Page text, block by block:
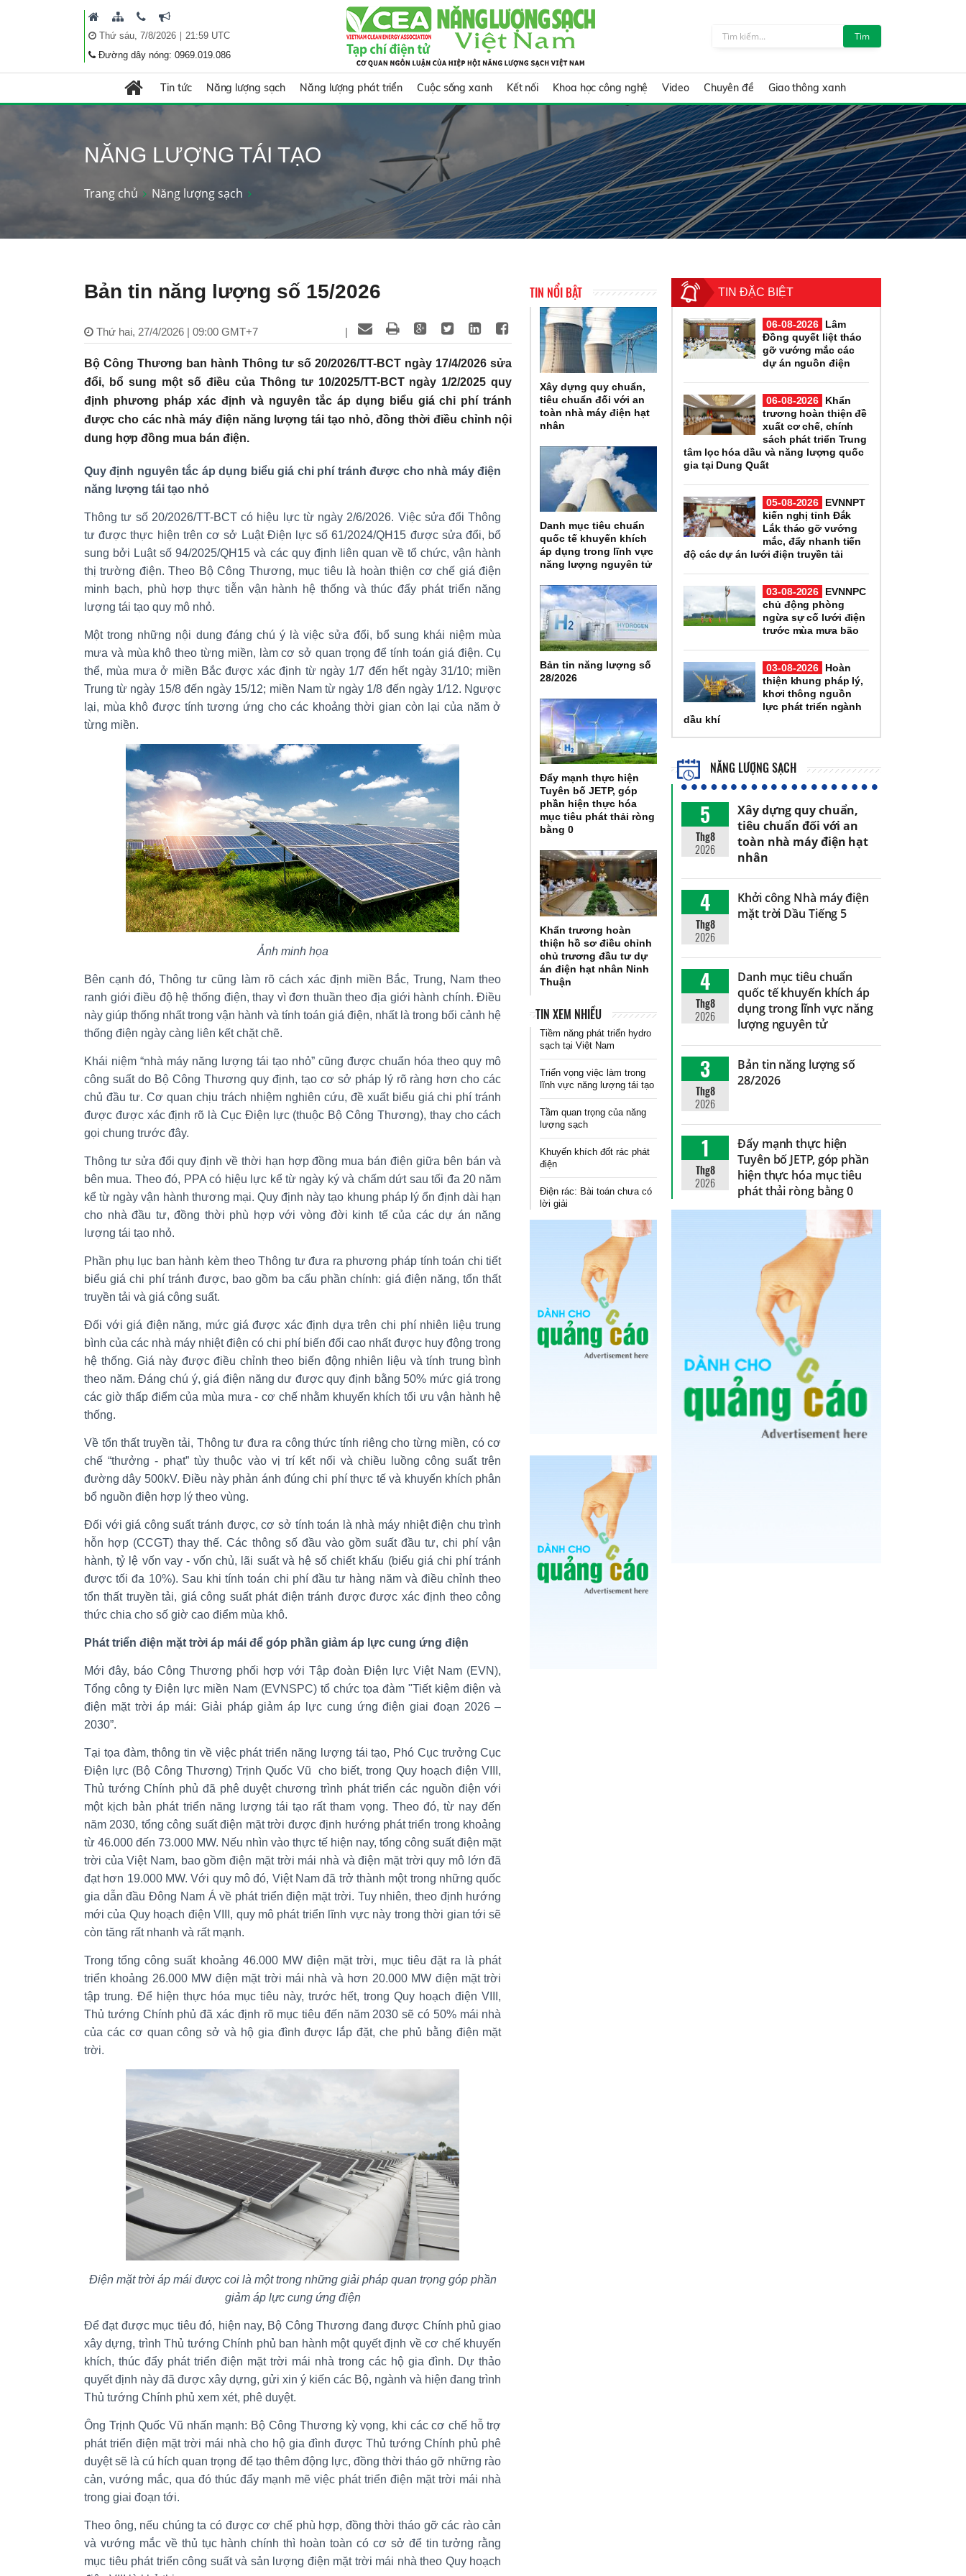
Thứ sáu, 7/8/2026| 21:59 UTC
Đường dây nóng: 0969.019.086
Tìm
Tin tức Năng lượng sạch Năng lượng phát triển Cuộc sống xanh Kết nối Khoa học công nghệ Video Chuyên đề Giao thông xanh
NĂNG LƯỢNG TÁI TẠO
Trang chủ Năng lượng sạch
Bản tin năng lượng số 15/2026
Thứ hai, 27/4/2026 | 09:00 GMT+7 |
Bộ Công Thương ban hành Thông tư số 20/2026/TT-BCT ngày 17/4/2026 sửa
đổi, bổ sung một số điều của Thông tư 10/2025/TT-BCT ngày 1/2/2025 quy
định phương pháp xác định và nguyên tắc áp dụng biểu giá chi phí tránh
được cho các nhà máy điện năng lượng tái tạo nhỏ, đồng thời điều chỉnh nội
dung hợp đồng mua bán điện.
Quy định nguyên tắc áp dụng biểu giá chi phí tránh được cho nhà máy điện
năng lượng tái tạo nhỏ
Thông tư số 20/2026/TT-BCT có hiệu lực từ ngày 2/6/2026. Việc sửa đổi Thông
tư được thực hiện trên cơ sở Luật Điện lực số 61/2024/QH15 được sửa đổi, bổ
sung bởi Luật số 94/2025/QH15 và các quy định liên quan về tổ chức, vận hành
thị trường điện. Theo Bộ Công Thương, mục tiêu là hoàn thiện cơ chế giá điện
minh bạch, phù hợp thực tiễn vận hành hệ thống và thúc đẩy phát triển năng
lượng tái tạo quy mô nhỏ.
Một trong những nội dung đáng chú ý là việc sửa đổi, bổ sung khái niệm mùa
mưa và mùa khô theo từng miền, làm cơ sở quan trọng để tính toán giá điện. Cụ
thể, mùa mưa ở miền Bắc được xác định từ ngày 1/7 đến hết ngày 31/10; miền
Trung từ ngày 15/8 đến ngày 15/12; miền Nam từ ngày 1/8 đến ngày 1/12. Ngược
lại, mùa khô được tính tương ứng cho các khoảng thời gian còn lại của năm ở
từng miền.
Ảnh minh họa
Bên cạnh đó, Thông tư cũng làm rõ cách xác định miền Bắc, Trung, Nam theo
ranh giới điều độ hệ thống điện, thay vì đơn thuần theo địa giới hành chính. Điều
này giúp thống nhất trong vận hành và tính toán giá điện, nhất là trong bối cảnh hệ
thống điện ngày càng liên kết chặt chẽ.
Khái niệm “nhà máy năng lượng tái tạo nhỏ” cũng được chuẩn hóa theo quy mô
công suất do Bộ Công Thương quy định, tạo cơ sở pháp lý rõ ràng hơn cho các
chủ đầu tư. Cơ quan chịu trách nhiệm nghiên cứu, đề xuất biểu giá chi phí tránh
được được xác định rõ là Cục Điện lực (thuộc Bộ Công Thương), thay cho cách
gọi chung trước đây.
Thông tư sửa đổi quy định về thời hạn hợp đồng mua bán điện giữa bên bán và
bên mua. Theo đó, PPA có hiệu lực kể từ ngày ký và chấm dứt sau tối đa 20 năm
kể từ ngày vận hành thương mại. Quy định này tạo khung pháp lý ổn định dài hạn
cho nhà đầu tư, đồng thời phù hợp với vòng đời kinh tế của các dự án năng
lượng tái tạo nhỏ.
Phần phụ lục ban hành kèm theo Thông tư đưa ra phương pháp tính toán chi tiết
biểu giá chi phí tránh được, bao gồm ba cấu phần chính: giá điện năng, tổn thất
truyền tải và giá công suất.
Đối với giá điện năng, mức giá được xác định dựa trên chi phí nhiên liệu trung
bình của các nhà máy nhiệt điện có chi phí biến đổi cao nhất được huy động trong
hệ thống. Giá này được điều chỉnh theo biến động nhiên liệu và tính trung bình
theo năm. Đáng chú ý, giá điện năng dư được quy định bằng 50% mức giá trong
các giờ thấp điểm của mùa mưa - cơ chế nhằm khuyến khích tối ưu vận hành hệ
thống.
Về tổn thất truyền tải, Thông tư đưa ra công thức tính riêng cho từng miền, có cơ
chế “thưởng - phạt” tùy thuộc vào vị trí kết nối và chiều luồng công suất trên
đường dây 500kV. Điều này phản ánh đúng chi phí thực tế và khuyến khích phân
bổ nguồn điện hợp lý theo vùng.
Đối với giá công suất tránh được, cơ sở tính toán là nhà máy nhiệt điện chu trình
hỗn hợp (CCGT) thay thế. Các thông số đầu vào gồm suất đầu tư, chi phí vận
hành, tỷ lệ vốn vay - vốn chủ, lãi suất và hệ số chiết khấu (biểu giá chi phí tránh
được tối đa 10%). Sau khi tính toán chi phí đầu tư hàng năm và điều chỉnh theo
tổn thất truyền tải, giá công suất phát điện tránh được được xác định theo công
thức chia cho số giờ cao điểm mùa khô.
Phát triển điện mặt trời áp mái để góp phần giảm áp lực cung ứng điện
Mới đây, báo Công Thương phối hợp với Tập đoàn Điện lực Việt Nam (EVN),
Tổng công ty Điện lực miền Nam (EVNSPC) tổ chức tọa đàm "Tiết kiệm điện và
điện mặt trời áp mái: Giải pháp giảm áp lực cung ứng điện giai đoạn 2026 –
2030”.
Tại tọa đàm, thông tin về việc phát triển năng lượng tái tạo, Phó Cục trưởng Cục
Điện lực (Bộ Công Thương) Trịnh Quốc Vũ cho biết, trong Quy hoạch điện VIII,
Thủ tướng Chính phủ đã phê duyệt chương trình phát triển các nguồn điện với
một kịch bản phát triển năng lượng tái tạo rất tham vọng. Theo đó, từ nay đến
năm 2030, tổng công suất điện mặt trời được định hướng phát triển trong khoảng
từ 46.000 đến 73.000 MW. Nếu nhìn vào thực tế hiện nay, tổng công suất điện mặt
trời của Việt Nam, bao gồm điện mặt trời mái nhà và điện mặt trời quy mô lớn đã
đạt hơn 19.000 MW. Với quy mô đó, Việt Nam đã trở thành một trong những quốc
gia dẫn đầu Đông Nam Á về phát triển điện mặt trời. Tuy nhiên, theo định hướng
mới của Quy hoạch điện VIII, quy mô phát triển lĩnh vực này trong thời gian tới sẽ
còn tăng rất nhanh và rất mạnh.
Trong tổng công suất khoảng 46.000 MW điện mặt trời, mục tiêu đặt ra là phát
triển khoảng 26.000 MW điện mặt trời mái nhà và hơn 20.000 MW điện mặt trời
tập trung. Để hiện thực hóa mục tiêu này, trước hết, trong Quy hoạch điện VIII,
Thủ tướng Chính phủ đã xác định rõ mục tiêu đến năm 2030 sẽ có 50% mái nhà
của các cơ quan công sở và hộ gia đình được lắp đặt, che phủ bằng điện mặt
trời.
Điện mặt trời áp mái được coi là một trong những giải pháp quan trọng góp phần
giảm áp lực cung ứng điện
Để đạt được mục tiêu đó, hiện nay, Bộ Công Thương đang được Chính phủ giao
xây dựng, trình Thủ tướng Chính phủ ban hành một quyết định về cơ chế khuyến
khích, thúc đẩy phát triển điện mặt trời mái nhà trong các hộ gia đình. Dự thảo
quyết định này đã được xây dựng, gửi xin ý kiến các Bộ, ngành và hiện đang trình
Thủ tướng Chính phủ xem xét, phê duyệt.
Ông Trịnh Quốc Vũ nhấn mạnh: Bộ Công Thương kỳ vọng, khi các cơ chế hỗ trợ
phát triển điện mặt trời mái nhà cho hộ gia đình được Thủ tướng Chính phủ phê
duyệt sẽ là cú hích quan trọng để tạo thêm động lực, đồng thời tháo gỡ những rào
cản, vướng mắc, qua đó thúc đẩy mạnh mẽ việc phát triển điện mặt trời mái nhà
trong giai đoạn tới.
Theo ông, nếu chúng ta có được cơ chế phù hợp, đồng thời tháo gỡ các rào cản
và vướng mắc về thủ tục hành chính thì hoàn toàn có cơ sở để tin tưởng rằng
mục tiêu phát triển công suất và sản lượng điện mặt trời mái nhà theo Quy hoạch
TIN NỔI BẬT
Xây dựng quy chuẩn,
tiêu chuẩn đối với an
toàn nhà máy điện hạt
nhân
Danh mục tiêu chuẩn
quốc tế khuyến khích
áp dụng trong lĩnh vực
năng lượng nguyên tử
Bản tin năng lượng số
28/2026
Đẩy mạnh thực hiện
Tuyên bố JETP, góp
phần hiện thực hóa
mục tiêu phát thải ròng
bằng 0
Khẩn trương hoàn
thiện hồ sơ điều chỉnh
chủ trương đầu tư dự
án điện hạt nhân Ninh
Thuận
TIN XEM NHIỀU
Tiềm năng phát triển hydro
sạch tại Việt Nam
Triển vọng việc làm trong
lĩnh vực năng lượng tái tạo
Tầm quan trọng của năng
lượng sạch
Khuyến khích đốt rác phát
điện
Điện rác: Bài toán chưa có
lời giải
TIN ĐẶC BIỆT
06-08-2026
Lâm
Đồng quyết liệt tháo
gỡ vướng mắc các
dự án nguồn điện
06-08-2026
Khẩn
trương hoàn thiện đề
xuất cơ chế, chính
sách phát triển Trung
tâm lọc hóa dầu và năng lượng quốc
gia tại Dung Quất
05-08-2026
EVNNPT
kiến nghị tỉnh Đắk
Lắk tháo gỡ vướng
mắc, đẩy nhanh tiến
độ các dự án lưới điện truyền tải
03-08-2026
EVNNPC
chủ động phòng
ngừa sự cố lưới điện
trước mùa mưa bão
03-08-2026
Hoàn
thiện khung pháp lý,
khơi thông nguồn
lực phát triển ngành
dầu khí
NĂNG LƯỢNG SẠCH
5
Thg8
2026
Xây dựng quy chuẩn,
tiêu chuẩn đối với an
toàn nhà máy điện hạt
nhân
4
Thg8
2026
Khởi công Nhà máy điện
mặt trời Dầu Tiếng 5
4
Thg8
2026
Danh mục tiêu chuẩn
quốc tế khuyến khích áp
dụng trong lĩnh vực năng
lượng nguyên tử
3
Thg8
2026
Bản tin năng lượng số
28/2026
1
Thg8
2026
Đẩy mạnh thực hiện
Tuyên bố JETP, góp phần
hiện thực hóa mục tiêu
phát thải ròng bằng 0